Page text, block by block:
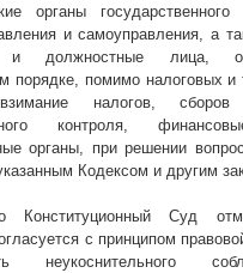
органы
и самоуправления, а
и должностные лица,
порядке, помимо налоговых и
налогов, сборов
контроля,
органы, при решении
Кодексом и другим
Конституционный Суд
с принципом
неукоснительного